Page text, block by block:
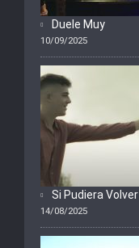
Duele Muy
10/09/2025
Si Pudiera Volver
14/08/2025